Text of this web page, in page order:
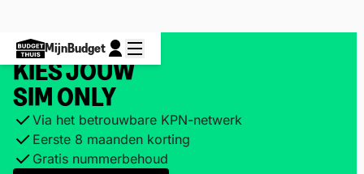
MijnBudget
KIES JOUW
SIM ONLY
Via het betrouwbare KPN-netwerk
Eerste 8 maanden korting
Gratis nummerbehoud